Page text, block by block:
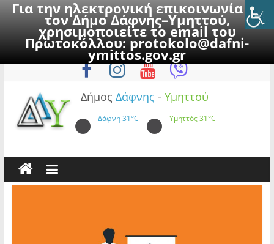
Για την ηλεκτρονική επικοινωνία με
τον Δήμο Δάφνης–Υμηττού,
χρησιμοποιείτε το email του
Πρωτοκόλλου:protokolo@dafni-
ymittos.gov.gr
to
Παρασκευή, 7 Αυγούστου 2026
Δήμος Δάφνης - Υμηττού
Δάφνη31°C Υμηττός31°C